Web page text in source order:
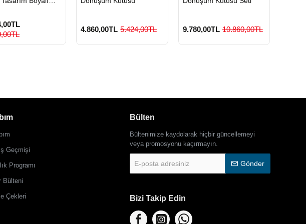
4.860,00TL 5.424,00TL 9.780,00TL 10.860,00TL
Geçmişi
Programı
Bülteni
Çekleri
Bülten
Bültenimize kaydolarak hiçbir güncellemeyi
veya promosyonu kaçırmayın.
posta
Gönder
Bizi Takip Edin